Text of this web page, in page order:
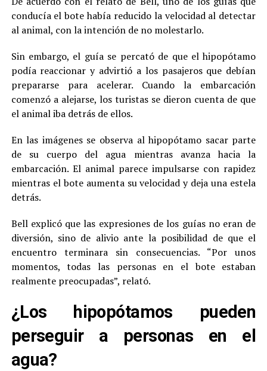
conducía el bote había reducido la velocidad al detectar
al animal, con la intención de no molestarlo.
Sin embargo, el guía se percató de que el hipopótamo
podía reaccionar y advirtió a los pasajeros que debían
prepararse para acelerar. Cuando la embarcación
comenzó a alejarse, los turistas se dieron cuenta de que
el animal iba detrás de ellos.
En las imágenes se observa al hipopótamo sacar parte
de su cuerpo del agua mientras avanza hacia la
embarcación. El animal parece impulsarse con rapidez
mientras el bote aumenta su velocidad y deja una estela
detrás.
Bell explicó que las expresiones de los guías no eran de
diversión, sino de alivio ante la posibilidad de que el
encuentro terminara sin consecuencias. “Por unos
momentos, todas las personas en el bote estaban
realmente preocupadas”, relató.
¿Los hipopótamos pueden
perseguir a personas en el
agua?